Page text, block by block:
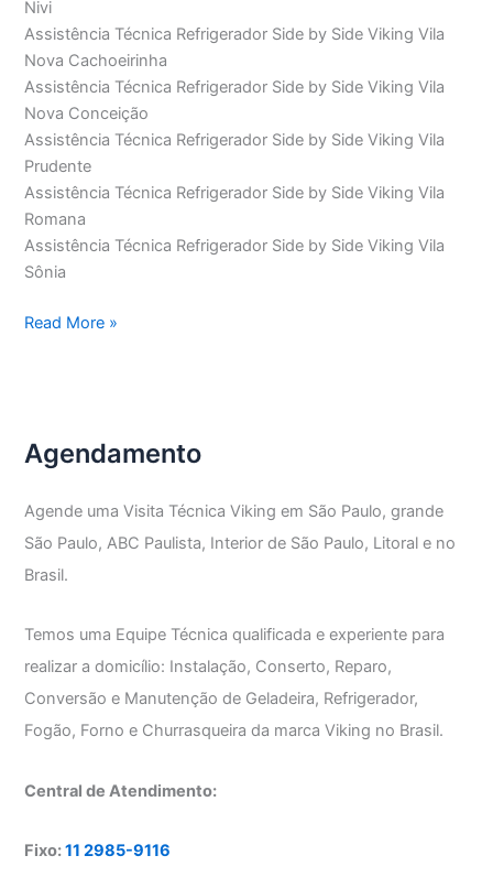
Nivi
Assistência Técnica Refrigerador Side by Side Viking Vila
Nova Cachoeirinha
Assistência Técnica Refrigerador Side by Side Viking Vila
Nova Conceição
Assistência Técnica Refrigerador Side by Side Viking Vila
Prudente
Assistência Técnica Refrigerador Side by Side Viking Vila
Romana
Assistência Técnica Refrigerador Side by Side Viking Vila
Sônia
Assistência
Side
Read More »
Agendamento
Agende uma Visita Técnica Viking em São Paulo, grande
São Paulo, ABC Paulista, Interior de São Paulo, Litoral e no
Brasil.
Temos uma Equipe Técnica qualificada e experiente para
realizar a domicílio: Instalação, Conserto, Reparo,
Conversão e Manutenção de Geladeira, Refrigerador,
Fogão, Forno e Churrasqueira da marca Viking no Brasil.
Central de Atendimento:
Fixo:11 2985-9116